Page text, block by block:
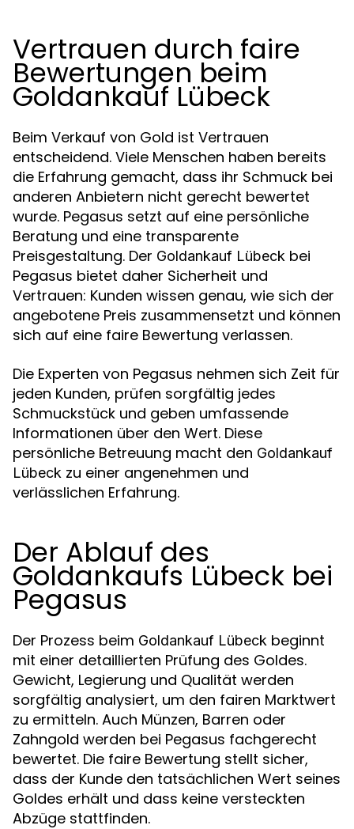
Vertrauen durch faire
Bewertungen beim
Goldankauf Lübeck
Beim Verkauf von Gold ist Vertrauen
entscheidend. Viele Menschen haben bereits
die Erfahrung gemacht, dass ihr Schmuck bei
anderen Anbietern nicht gerecht bewertet
wurde. Pegasus setzt auf eine persönliche
Beratung und eine transparente
Preisgestaltung. Der Goldankauf Lübeck bei
Pegasus bietet daher Sicherheit und
Vertrauen: Kunden wissen genau, wie sich der
angebotene Preis zusammensetzt und können
sich auf eine faire Bewertung verlassen.
Die Experten von Pegasus nehmen sich Zeit für
jeden Kunden, prüfen sorgfältig jedes
Schmuckstück und geben umfassende
Informationen über den Wert. Diese
persönliche Betreuung macht den Goldankauf
Lübeck zu einer angenehmen und
verlässlichen Erfahrung.
Der Ablauf des
Goldankaufs Lübeck bei
Pegasus
Der Prozess beim Goldankauf Lübeck beginnt
mit einer detaillierten Prüfung des Goldes.
Gewicht, Legierung und Qualität werden
sorgfältig analysiert, um den fairen Marktwert
zu ermitteln. Auch Münzen, Barren oder
Zahngold werden bei Pegasus fachgerecht
bewertet. Die faire Bewertung stellt sicher,
dass der Kunde den tatsächlichen Wert seines
Goldes erhält und dass keine versteckten
Abzüge stattfinden.